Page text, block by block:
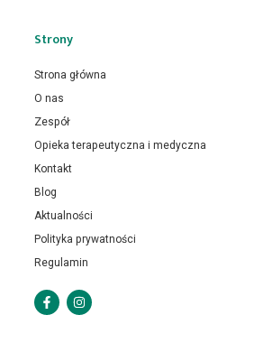
Strony
Strona główna
O nas
Zespół
Opieka terapeutyczna i medyczna
Kontakt
Blog
Aktualności
Polityka prywatności
Regulamin